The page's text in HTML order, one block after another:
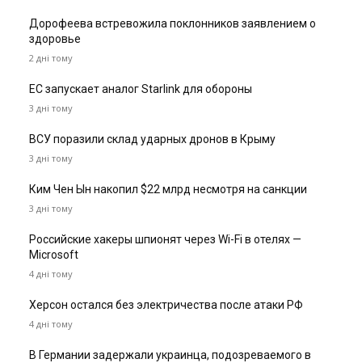
Дорофеева встревожила поклонников заявлением о
здоровье
2 дні тому
ЕС запускает аналог Starlink для обороны
3 дні тому
ВСУ поразили склад ударных дронов в Крыму
3 дні тому
Ким Чен Ын накопил $22 млрд несмотря на санкции
3 дні тому
Российские хакеры шпионят через Wi-Fi в отелях —
Microsoft
4 дні тому
Херсон остался без электричества после атаки РФ
4 дні тому
В Германии задержали украинца, подозреваемого в